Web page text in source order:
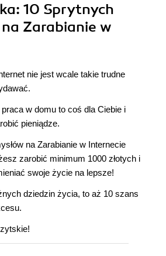
: 10 Sprytnych
na Zarabianie w
nie jest wcale takie trudne
w domu to coś dla Ciebie i
pieniądze.
na Zarabianie w Internecie
zarobić minimum 1000 złotych i
swoje życie na lepsze!
dziedzin życia, to aż 10 szans